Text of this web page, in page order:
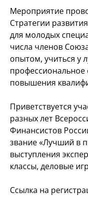
Мероприятие
Стратегии
для молодых
числа членов
опытом, учиться у
повышения
Приветствуется
разных лет
Финансистов
звание «Лучший в
выступления
классы, деловые
Ссылка на